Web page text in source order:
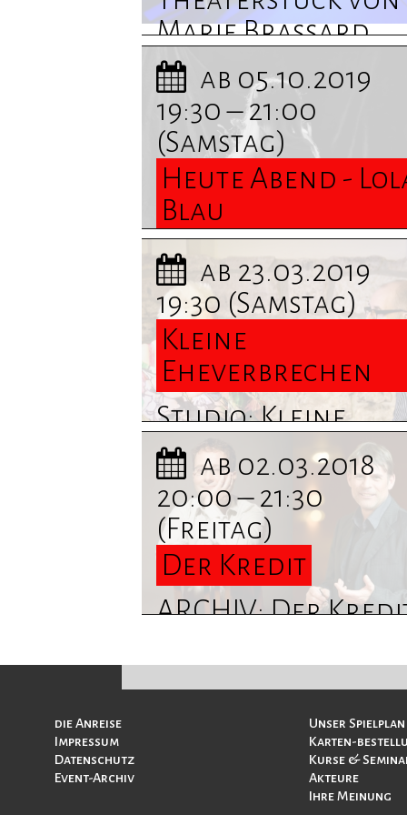
Marie Brassard ...
Termine und
Informationen
finden Sie hier
ab 05.10.2019
19:30 – 21:00
(Samstag)
Heute Abend -
Blau
Heute Abend - Lola
Blau ... Termine
Informationen
finden Sie hier
ab 23.03.2019
19:30 (Samstag)
Kleine
Eheverbrechen
Studio: Kleine
Eheverbrechen ...
Termine und
Informationen
finden Sie hier
ab 02.03.2018
20:00 – 21:30
(Freitag)
Der Kredit
ARCHIV: Der
Höhne/Pape
Navigation
überspringen
die Anreise
Impressum
Datenschutz
Event-Archiv
Navigation
überspringen
Unser
Karten-
Kurse &
Akteure
Ihre Meinung